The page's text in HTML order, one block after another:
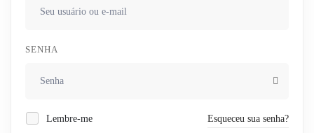
SENHA
Lembre-me Esqueceu sua senha?